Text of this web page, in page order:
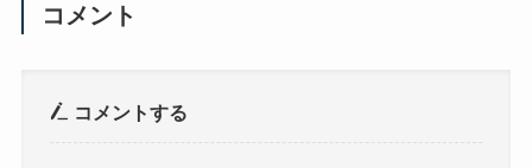
コメント
コメントする